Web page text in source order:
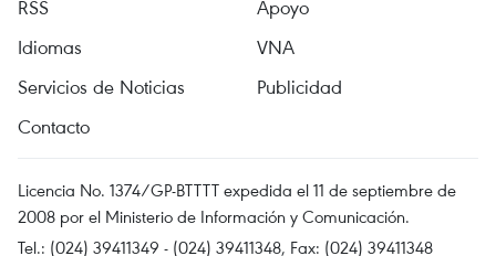
RSS
Apoyo
Idiomas
VNA
Servicios de Noticias
Publicidad
Contacto
Licencia No. 1374/GP-BTTTT expedida el 11 de septiembre de
2008 por el Ministerio de Información y Comunicación.
Tel.: (024) 39411349 - (024) 39411348, Fax: (024) 39411348